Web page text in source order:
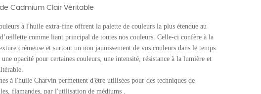
Cadmium Clair Véritable
à l'huile extra-fine offrent la palette de couleurs la plus étendue au
comme liant principal de toutes nos couleurs. Celle-ci confère à la
crémeuse et surtout un non jaunissement de vos couleurs dans le temps.
opacité pour certaines couleurs, une intensité, résistance à la lumière et
à l'huile Charvin permettent d'être utilisées pour des techniques de
flamandes, par l'utilisation de médiums .